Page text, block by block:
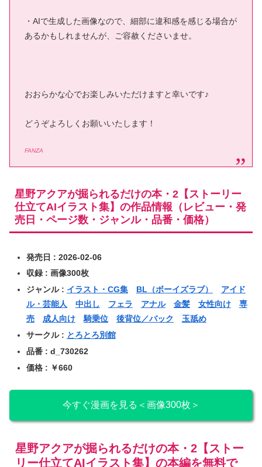
・AIで生成した画像なので、細部に違和感を感じる場合が
あるかもしれませんが、ご容赦くださいませ。
おおらかな心でお楽しみいただけますと幸いです♪
どうぞよろしくお願いいたします！
FANZA
星野アクアが掘られるだけの本・2【ストーリー
仕立てAIイラスト集】の作品情報（レビュー・発
売日・ページ数・ジャンル・品番・価格）
発売日 : 2026-02-06
収録 : 画像300枚
ジャンル : イラスト・CG集 BL（ボーイズラブ）
アイド
ル・芸能人
中出し フェラ アナル 金髪 女性向け
専
売
成人向け 騎乗位 後背位／バック
玉舐め
サークル : とろとろ別館
品番 : d_730262
価格 : ￥660
今すぐ漫画を見る＜画像300枚＞
星野アクアが掘られるだけの本・2【ストー
リー仕立てAIイラスト集】の本編を無料で